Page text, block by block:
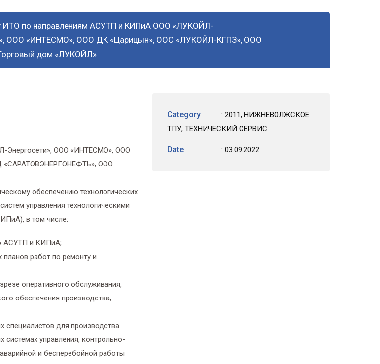
ИТО по направлениям АСУТП и КИПиА ООО «ЛУКОЙЛ-
ООО «ИНТЕСМО», ООО ДК «Царицын», ООО «ЛУКОЙЛ-КГПЗ», ООО
дом «ЛУКОЙЛ»
Энергосети», ООО «ИНТЕСМО», ООО
«САРАТОВЭНЕРГОНЕФТЬ», ООО
обеспечению технологических
управления технологическими
в том числе:
АСУТП и КИПиА;
работ по ремонту и
оперативного обслуживания,
обеспечения производства,
специалистов для производства
системах управления, контрольно-
и бесперебойной работы
Category : 2011, НИЖНЕВОЛЖСКОЕ
ТПУ, ТЕХНИЧЕСКИЙ СЕРВИС
Date : 03.09.2022